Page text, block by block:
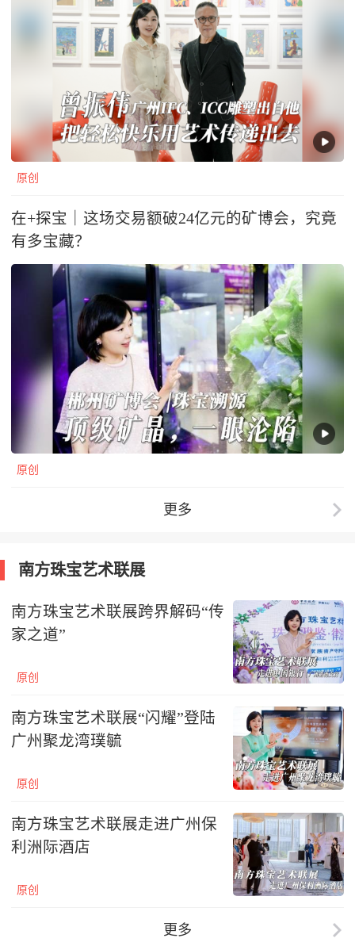
原创
在+探宝｜这场交易额破24亿元的矿博会，究竟
有多宝藏？
原创
更多
南方珠宝艺术联展
南方珠宝艺术联展跨界解码“传
家之道”
原创
南方珠宝艺术联展“闪耀”登陆
广州聚龙湾璞毓
原创
南方珠宝艺术联展走进广州保
利洲际酒店
原创
更多